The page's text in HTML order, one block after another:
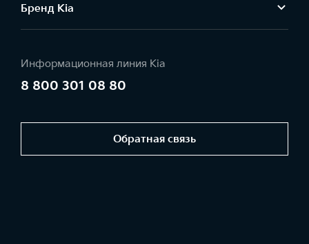
Бренд Kia
Информационная линия Kia
8 800 301 08 80
Обратная связь